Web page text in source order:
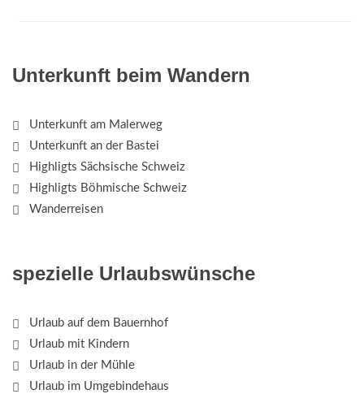
Unterkunft beim Wandern
Unterkunft am Malerweg
Unterkunft an der Bastei
Highligts Sächsische Schweiz
Highligts Böhmische Schweiz
Wanderreisen
spezielle Urlaubswünsche
Urlaub auf dem Bauernhof
Urlaub mit Kindern
Urlaub in der Mühle
Urlaub im Umgebindehaus